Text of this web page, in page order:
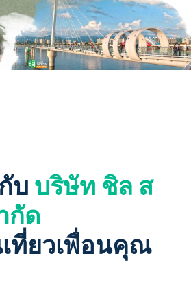
บ บริษัท ชิล ส
กัด
ที่ยวเพื่อนคุณ